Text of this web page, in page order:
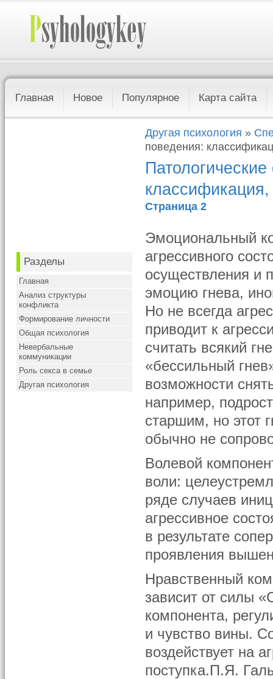
Главная Новое Популярное Карта сайта
Разделы
Главная
Анализ структуры
конфликта
Формирование личности
Общая психология
Невербальные
коммуникации
Роль секса в семье
Другая психология
Другая психология »
поведения:
Страница 2
Эмоциональный
агрессивного
осуществления и
эмоцию гнева,
Но не всегда
приводит к
считать всякий
«бессильный
возможности
например,
старшим, но этот
обычно не
Волевой
воли:
ряде случаев
агрессивное
в результате
проявления
Нравственный
зависит от силы
компонента,
и чувство вины.
воздействует на
поступка.П.Я.